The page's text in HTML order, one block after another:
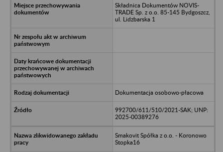
Składnica Dokumentów NOVIS-
TRADE Sp. z o.o. 85-145 Bydgoszcz,
ul. Lidzbarska 1
Dokumentacja osobowo-płacowa
992700/611/510/2021-SAK; UNP:
2025-00389276
Smakovit Spółka z o.o. - Koronowo
Stopka16